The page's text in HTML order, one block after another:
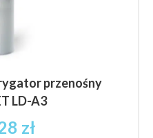
przenośny
LD-A3
zł